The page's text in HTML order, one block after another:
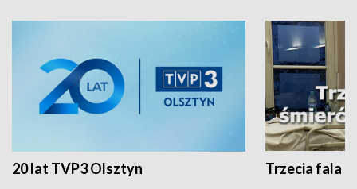
20 lat TVP3 Olsztyn Trzecia fala -